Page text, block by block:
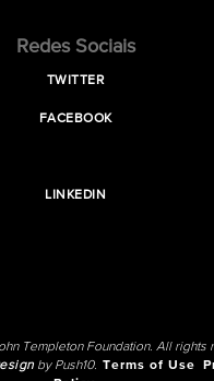
Redes Sociais
TWITTER
FACEBOOK
LINKEDIN
Templeton Foundation. All rights
by Push10. Terms of Use